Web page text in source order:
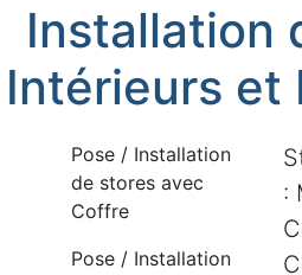
Installation
Intérieurs et
Pose / Installation
de stores avec
Coffre
Pose / Installation
: